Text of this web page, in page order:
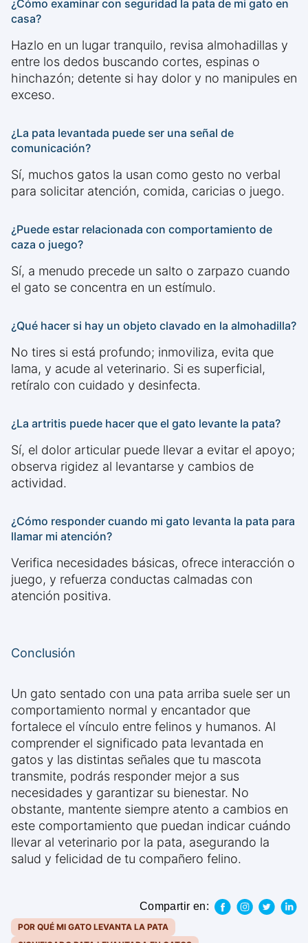
¿Cómo examinar con seguridad la pata de mi gato en
casa?
Hazlo en un lugar tranquilo, revisa almohadillas y
entre los dedos buscando cortes, espinas o
hinchazón; detente si hay dolor y no manipules en
exceso.
¿La pata levantada puede ser una señal de
comunicación?
Sí, muchos gatos la usan como gesto no verbal
para solicitar atención, comida, caricias o juego.
¿Puede estar relacionada con comportamiento de
caza o juego?
Sí, a menudo precede un salto o zarpazo cuando
el gato se concentra en un estímulo.
¿Qué hacer si hay un objeto clavado en la almohadilla?
No tires si está profundo; inmoviliza, evita que
lama, y acude al veterinario. Si es superficial,
retíralo con cuidado y desinfecta.
¿La artritis puede hacer que el gato levante la pata?
Sí, el dolor articular puede llevar a evitar el apoyo;
observa rigidez al levantarse y cambios de
actividad.
¿Cómo responder cuando mi gato levanta la pata para
llamar mi atención?
Verifica necesidades básicas, ofrece interacción o
juego, y refuerza conductas calmadas con
atención positiva.
Conclusión
Un gato sentado con una pata arriba suele ser un
comportamiento normal y encantador que
fortalece el vínculo entre felinos y humanos. Al
comprender el significado pata levantada en
gatos y las distintas señales que tu mascota
transmite, podrás responder mejor a sus
necesidades y garantizar su bienestar. No
obstante, mantente siempre atento a cambios en
este comportamiento que puedan indicar cuándo
llevar al veterinario por la pata, asegurando la
salud y felicidad de tu compañero felino.
Compartir en:
POR QUÉ MI GATO LEVANTA LA PATA